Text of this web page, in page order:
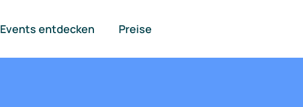
Events entdecken Preise